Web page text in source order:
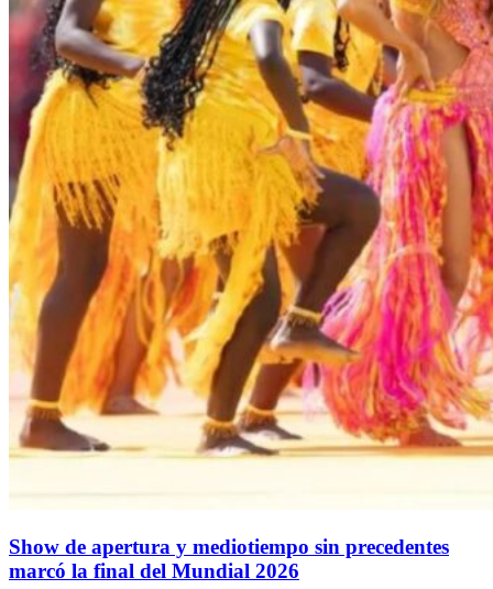
Show de apertura y mediotiempo sin precedentes
marcó la final del Mundial 2026